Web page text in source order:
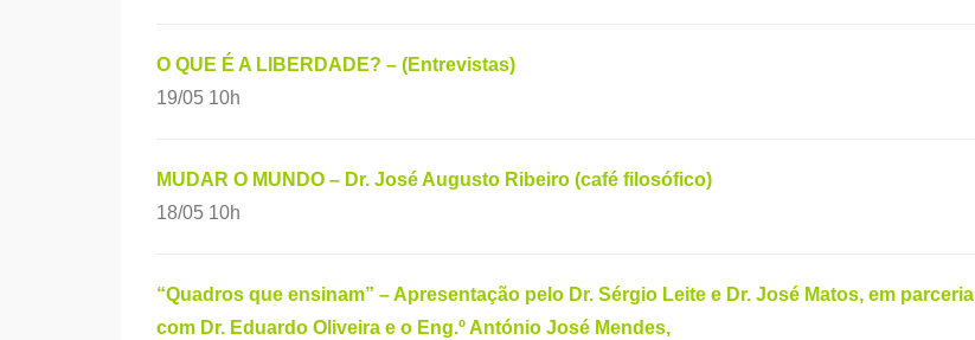
O QUE É A LIBERDADE? – (Entrevistas)
19/05 10h
MUDAR O MUNDO – Dr. José Augusto Ribeiro (café filosófico)
18/05 10h
“Quadros que ensinam” – Apresentação pelo Dr. Sérgio Leite e Dr. José Matos, em parceria
com Dr. Eduardo Oliveira e o Eng.º António José Mendes,